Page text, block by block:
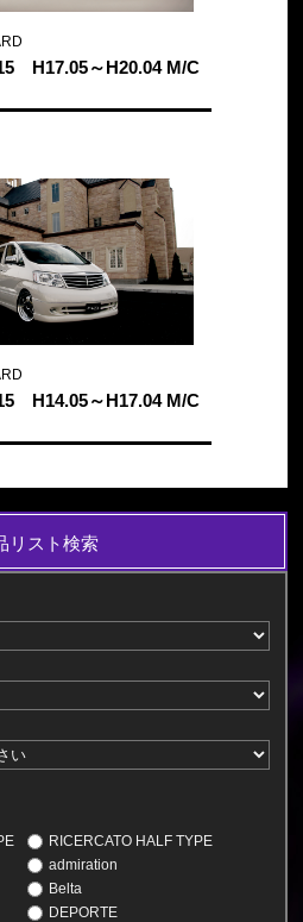
H17.05～H20.04 M/C
H14.05～H17.04 M/C
リスト検索
RICERCATO HALF TYPE
admiration
Belta
DEPORTE